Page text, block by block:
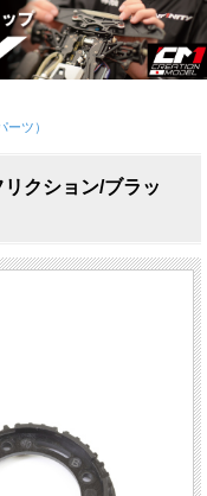
ツ）
クション/ブラッ